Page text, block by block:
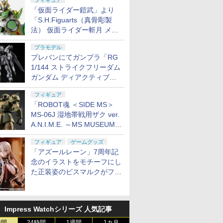
「仮面ライダー鎧武」より
「S.H.Figuarts（真骨彫製
法） 仮面ライダー斬月 メロ
ンアームズ」がプレバンにて
8月7日16時から予約開始！
プラモデル
プレバンにてガンプラ「RG
1/144 ストライクフリーダム
ガンダム ディアクティブモ
ード」の再販分が8月7日11
時より予約開始！
フィギュア
「ROBOT魂 ＜SIDE MS＞
MS-06J 湿地帯戦用ザク ver.
A.N.I.M.E. ～MS MUSEUM
～」がプレバンにて8月7日
16時より予約開始！
フィギュア ゲームグッズ
「アズールレーン」7周年記
念のイラストをモチーフにし
た正装姿のビスマルクがフィ
Impress Watchシリーズ 人気記事